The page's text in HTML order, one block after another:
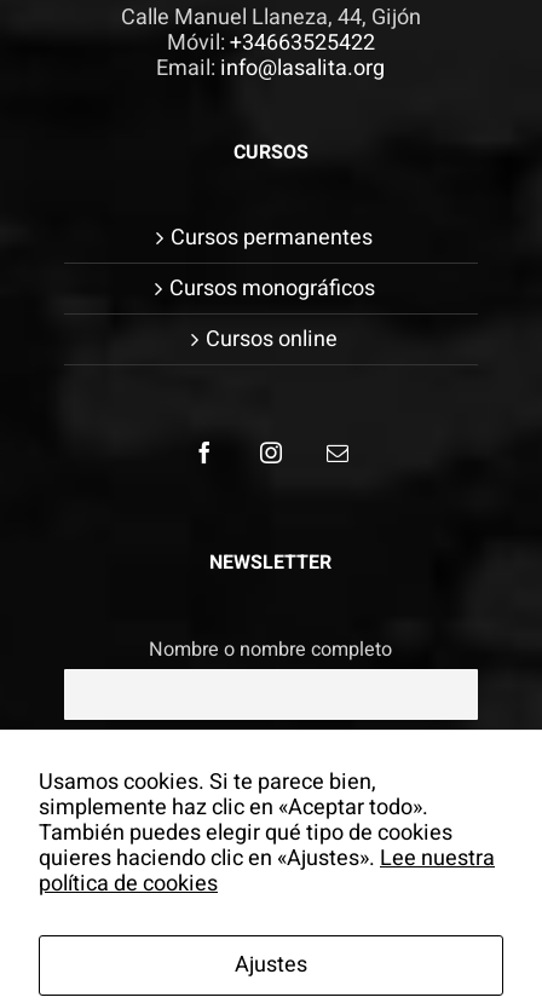
Calle Manuel Llaneza, 44, Gijón
Móvil:+34663525422
Email:info@lasalita.org
CURSOS
Cursos permanentes
Cursos monográficos
Cursos online
NEWSLETTER
Nombre o nombre completo
Si continúas, aceptas la política de
privacidad
Usamos cookies. Si te parece bien,
simplemente haz clic en «Aceptar todo».
También puedes elegir qué tipo de cookies
quieres haciendo clic en «Ajustes».Lee nuestra
política de cookies
Ajustes